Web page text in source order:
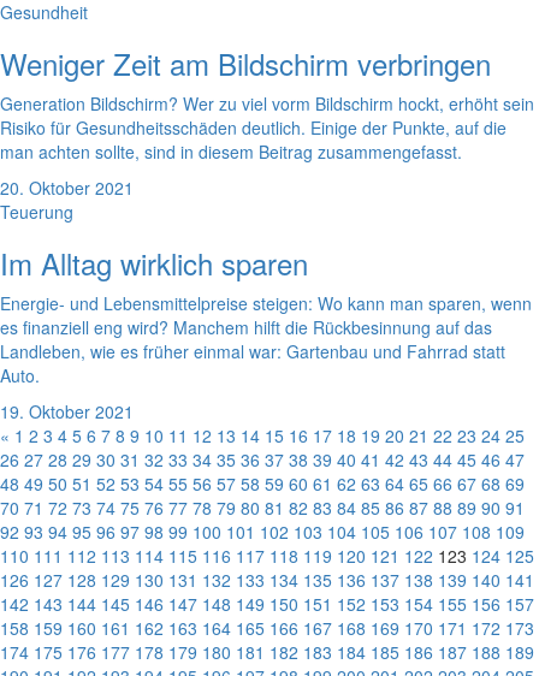
Gesundheit
Weniger Zeit am Bildschirm verbringen
Generation Bildschirm? Wer zu viel vorm Bildschirm hockt, erhöht sein
Risiko für Gesundheitsschäden deutlich. Einige der Punkte, auf die
man achten sollte, sind in diesem Beitrag zusammengefasst.
20. Oktober 2021
Teuerung
Im Alltag wirklich sparen
Energie- und Lebensmittelpreise steigen: Wo kann man sparen, wenn
es finanziell eng wird? Manchem hilft die Rückbesinnung auf das
Landleben, wie es früher einmal war: Gartenbau und Fahrrad statt
Auto.
19. Oktober 2021
« 1 2 3 4 5 6 7 8 9 10 11 12 13 14 15 16 17 18 19 20 21 22 23 24 25
26 27 28 29 30 31 32 33 34 35 36 37 38 39 40 41 42 43 44 45 46 47
48 49 50 51 52 53 54 55 56 57 58 59 60 61 62 63 64 65 66 67 68 69
70 71 72 73 74 75 76 77 78 79 80 81 82 83 84 85 86 87 88 89 90 91
92 93 94 95 96 97 98 99 100 101 102 103 104 105 106 107 108 109
110 111 112 113 114 115 116 117 118 119 120 121 122 123 124 125
126 127 128 129 130 131 132 133 134 135 136 137 138 139 140 141
142 143 144 145 146 147 148 149 150 151 152 153 154 155 156 157
158 159 160 161 162 163 164 165 166 167 168 169 170 171 172 173
174 175 176 177 178 179 180 181 182 183 184 185 186 187 188 189